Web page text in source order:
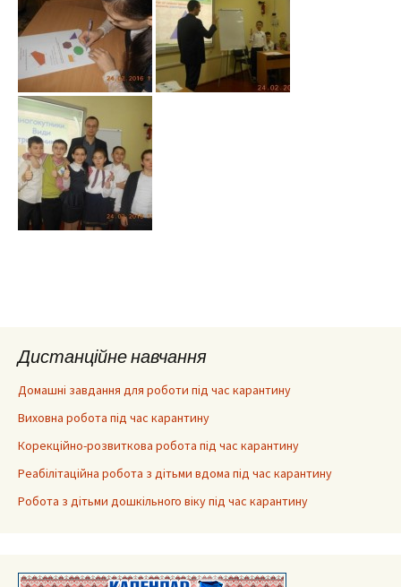
Дистанційне навчання
Домашні завдання для роботи під час карантину
Виховна робота під час карантину
Корекційно-розвиткова робота під час карантину
Реабілітаційна робота з дітьми вдома під час карантину
Робота з дітьми дошкільного віку під час карантину